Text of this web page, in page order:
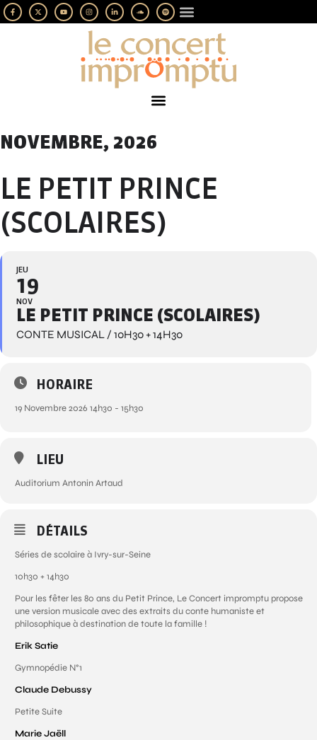
NOVEMBRE, 2026
LE PETIT PRINCE
(SCOLAIRES)
JEU
19
NOV
LE PETIT PRINCE (SCOLAIRES)
CONTE MUSICAL / 10H30 + 14H30
HORAIRE
19 Novembre 2026 14h30 - 15h30
LIEU
Auditorium Antonin Artaud
DÉTAILS
Séries de scolaire à Ivry-sur-Seine
10h30 + 14h30
Pour les fêter les 80 ans du Petit Prince, Le Concert impromptu propose
une version musicale avec des extraits du conte humaniste et
philosophique à destination de toute la famille !
Erik Satie
Gymnopédie N°1
Claude Debussy
Petite Suite
Marie Jaëll